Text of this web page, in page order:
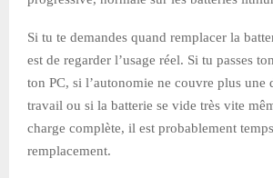
Si tu te demandes quand remplacer la
est de regarder l’usage réel. Si tu passes
ton PC, si l’autonomie ne couvre plus une
travail ou si la batterie se vide très vite
charge complète, il est probablement
remplacement.